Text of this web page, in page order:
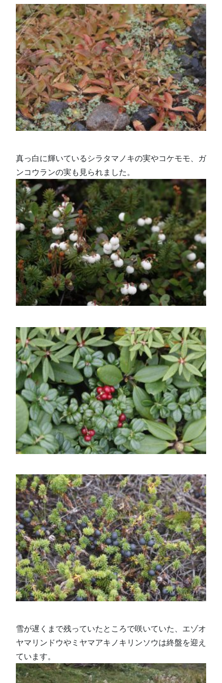
真っ白に輝いているシラタマノキの実やコケモモ、ガ
ンコウランの実も見られました。
雪が遅くまで残っていたところで咲いていた、エゾオ
ヤマリンドウやミヤマアキノキリンソウは終盤を迎え
ています。